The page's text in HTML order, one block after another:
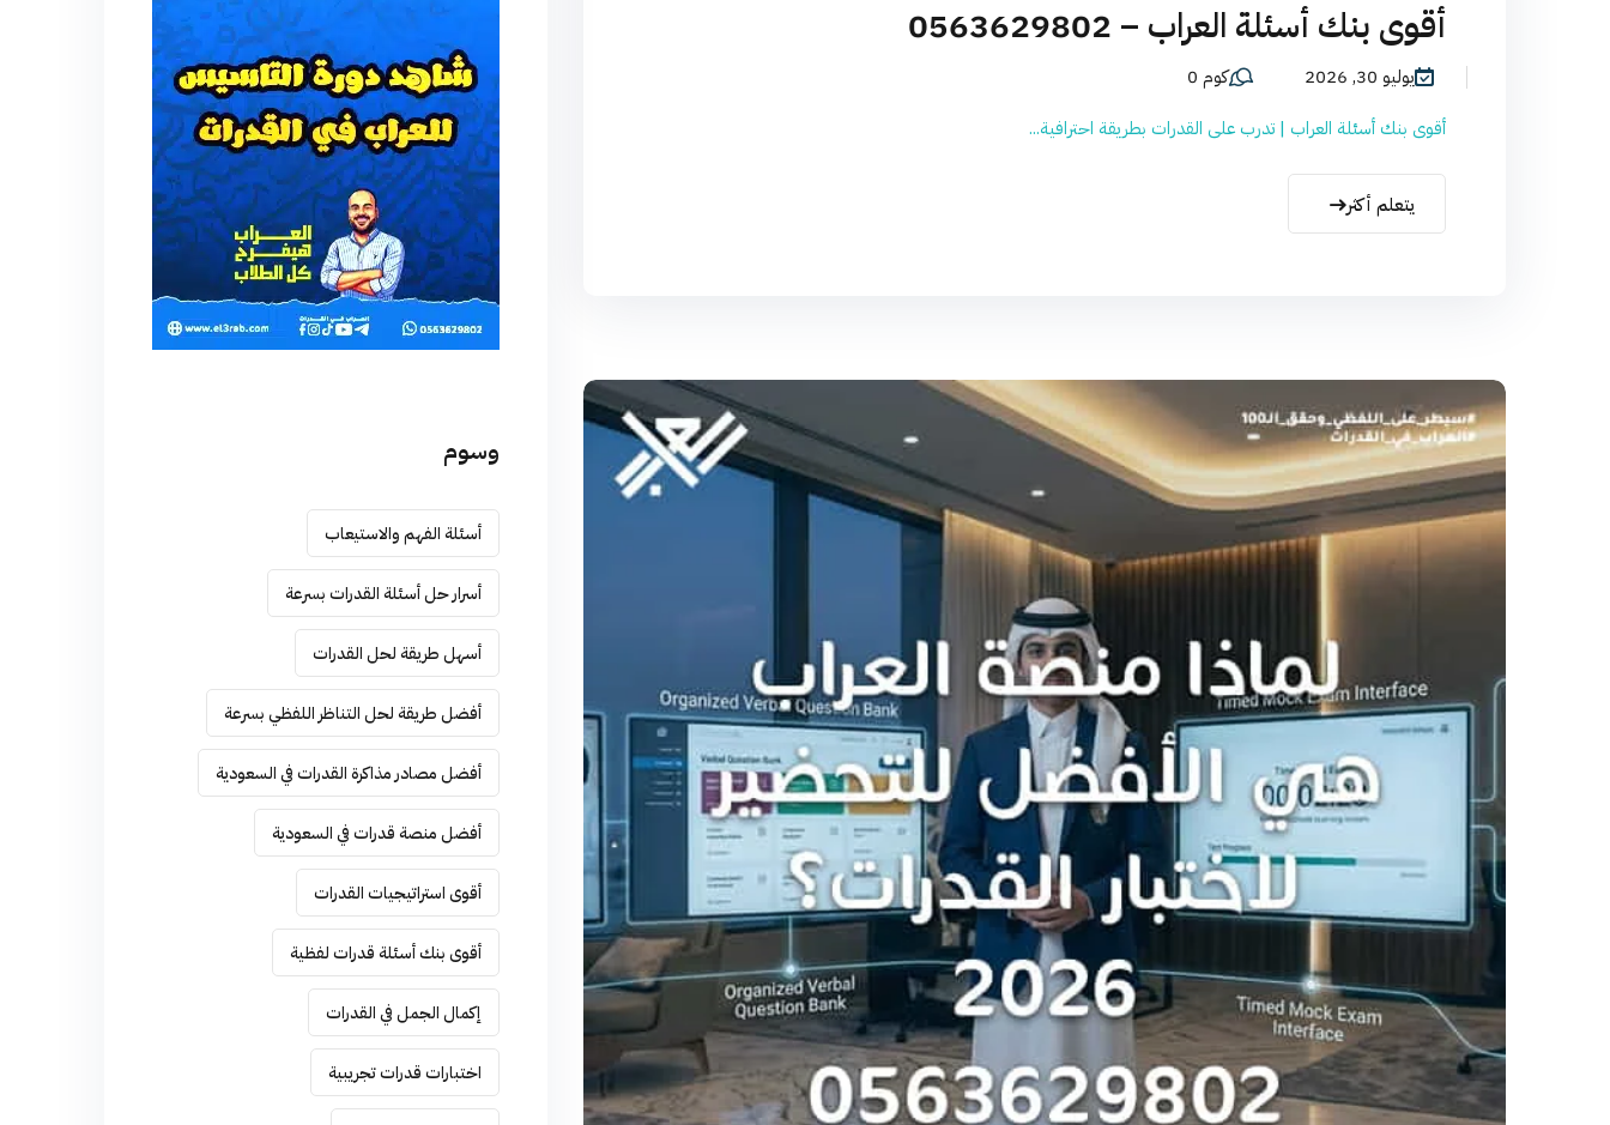
أقوى بنك أسئلة العراب – 0563629802
يوليو 30, 2026
كوم 0
أقوى بنك أسئلة العراب | تدرب على القدرات بطريقة احترافية...
يتعلم أكثر
وسوم
أسئلة الفهم والاستيعاب
أسرار حل أسئلة القدرات بسرعة
أسهل طريقة لحل القدرات
أفضل طريقة لحل التناظر اللفظي بسرعة
أفضل مصادر مذاكرة القدرات في السعودية
أفضل منصة قدرات في السعودية
أقوى استراتيجيات القدرات
أقوى بنك أسئلة قدرات لفظية
إكمال الجمل في القدرات
اختبارات قدرات تجريبية